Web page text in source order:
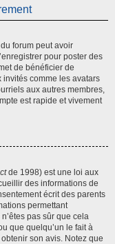
forum peut avoir
pour poster des
de bénéficier de
comme les avatars
aux autres membres,
est rapide et vivement
de 1998) est une loi aux
des informations de
écrit des parents
permettant
pas sûr que cela
que quelqu’un le fait à
son avis. Notez que